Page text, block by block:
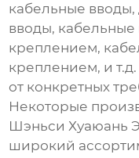
кабельные
вводы,
креплением,
креплением, и
от конкретных
Некоторые
Шэньси Хуаюань
широкий